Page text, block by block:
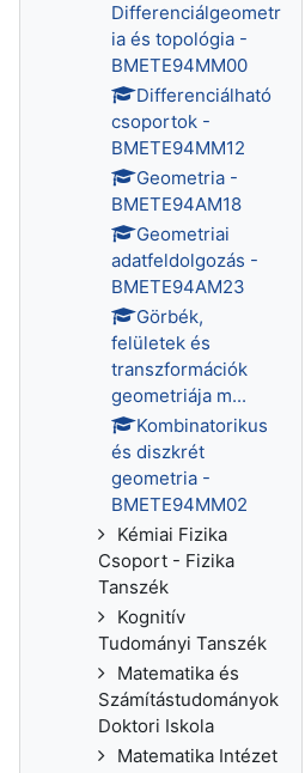
Differenciálgeometr
ia és topológia -
BMETE94MM00
Differenciálható
csoportok -
BMETE94MM12
Geometria -
BMETE94AM18
Geometriai
adatfeldolgozás -
BMETE94AM23
Görbék,
felületek és
transzformációk
geometriája m...
Kombinatorikus
és diszkrét
geometria -
BMETE94MM02
Kémiai Fizika
Csoport - Fizika
Tanszék
Kognitív
Tudományi Tanszék
Matematika és
Számítástudományok
Doktori Iskola
Matematika Intézet